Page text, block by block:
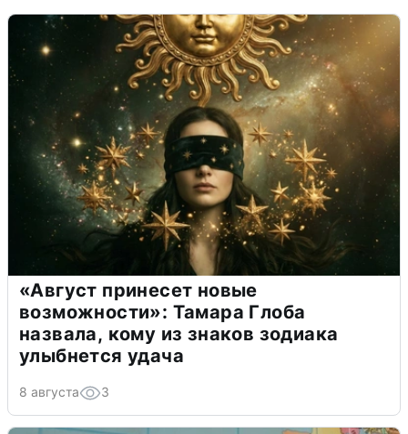
«Август принесет новые
возможности»: Тамара Глоба
назвала, кому из знаков зодиака
улыбнется удача
8 августа 3